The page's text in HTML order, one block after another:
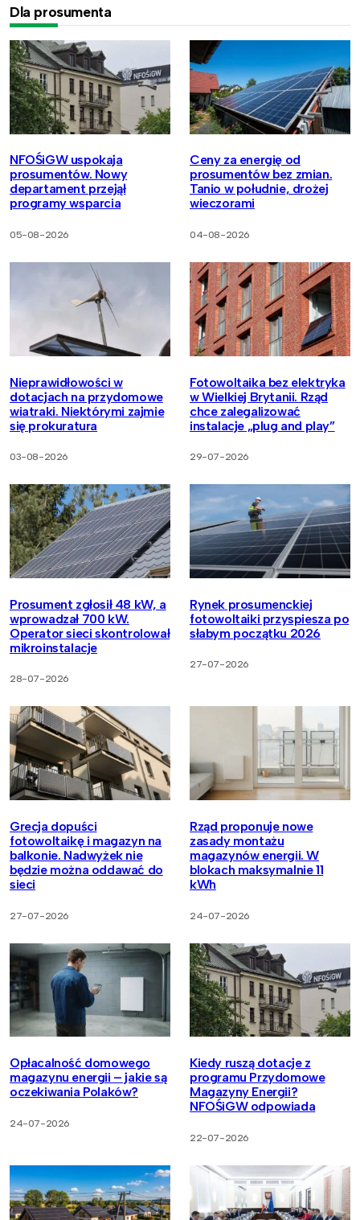
Dla prosumenta
NFOŚiGW uspokaja
prosumentów. Nowy
departament przejął
programy wsparcia
05-08-2026
Ceny za energię od
prosumentów bez zmian.
Tanio w południe, drożej
wieczorami
04-08-2026
Nieprawidłowości w
dotacjach na przydomowe
wiatraki. Niektórymi zajmie
się prokuratura
03-08-2026
Fotowoltaika bez elektryka
w Wielkiej Brytanii. Rząd
chce zalegalizować
instalacje „plug and play”
29-07-2026
Prosument zgłosił 48 kW, a
wprowadzał 700 kW.
Operator sieci skontrolował
mikroinstalacje
28-07-2026
Rynek prosumenckiej
fotowoltaiki przyspiesza po
słabym początku 2026
27-07-2026
Grecja dopuści
fotowoltaikę i magazyn na
balkonie. Nadwyżek nie
będzie można oddawać do
sieci
27-07-2026
Rząd proponuje nowe
zasady montażu
magazynów energii. W
blokach maksymalnie 11
kWh
24-07-2026
Opłacalność domowego
magazynu energii – jakie są
oczekiwania Polaków?
24-07-2026
Kiedy ruszą dotacje z
programu Przydomowe
Magazyny Energii?
NFOŚiGW odpowiada
22-07-2026